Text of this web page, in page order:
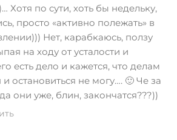
Хотя по сути, хоть бы недельку,
просто «активно полежать» в
Нет, карабкаюсь, ползу
на ходу от усталости и
есть дело и кажется, что делам
остановиться не могу…. 🙂 Че за
они уже, блин, закончатся???))